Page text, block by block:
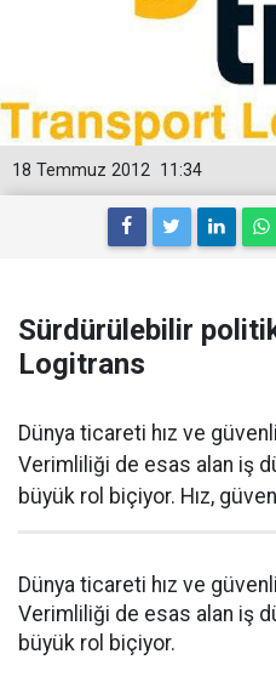
11:34
18 Temmuz 2012
Sürdürülebilir
Logitrans
Dünya ticareti hız ve
Verimliliği de esas alan iş
büyük rol biçiyor. Hız,
Dünya ticareti hız ve
Verimliliği de esas alan iş
büyük rol biçiyor.